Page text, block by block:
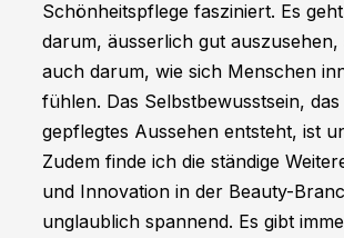
Schönheitspflege fasziniert. Es
darum, äusserlich gut
auch darum, wie sich Menschen
fühlen. Das Selbstbewusstsein,
gepflegtes Aussehen entsteht, ist
Zudem finde ich die ständige
und Innovation in der Beauty-
unglaublich spannend. Es gibt